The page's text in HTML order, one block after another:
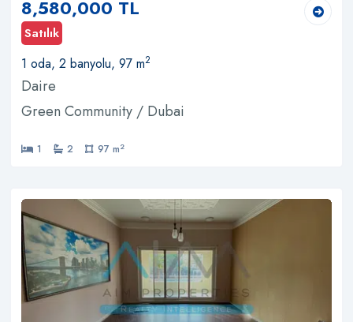
8,580,000 TL
Satılık
1 oda, 2 banyolu, 97 m2
Daire
Green Community / Dubai
1 2 97 m2